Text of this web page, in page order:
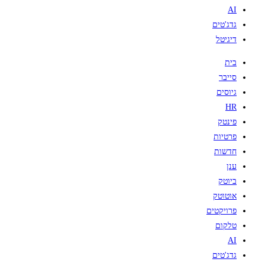
AI
גדג'טים
דיגיטל
בית
סייבר
גיוסים
HR
פינטק
פרטיות
חדשות
ענן
ביוטק
אוטוטק
פרויקטים
טלקום
AI
גדג'טים